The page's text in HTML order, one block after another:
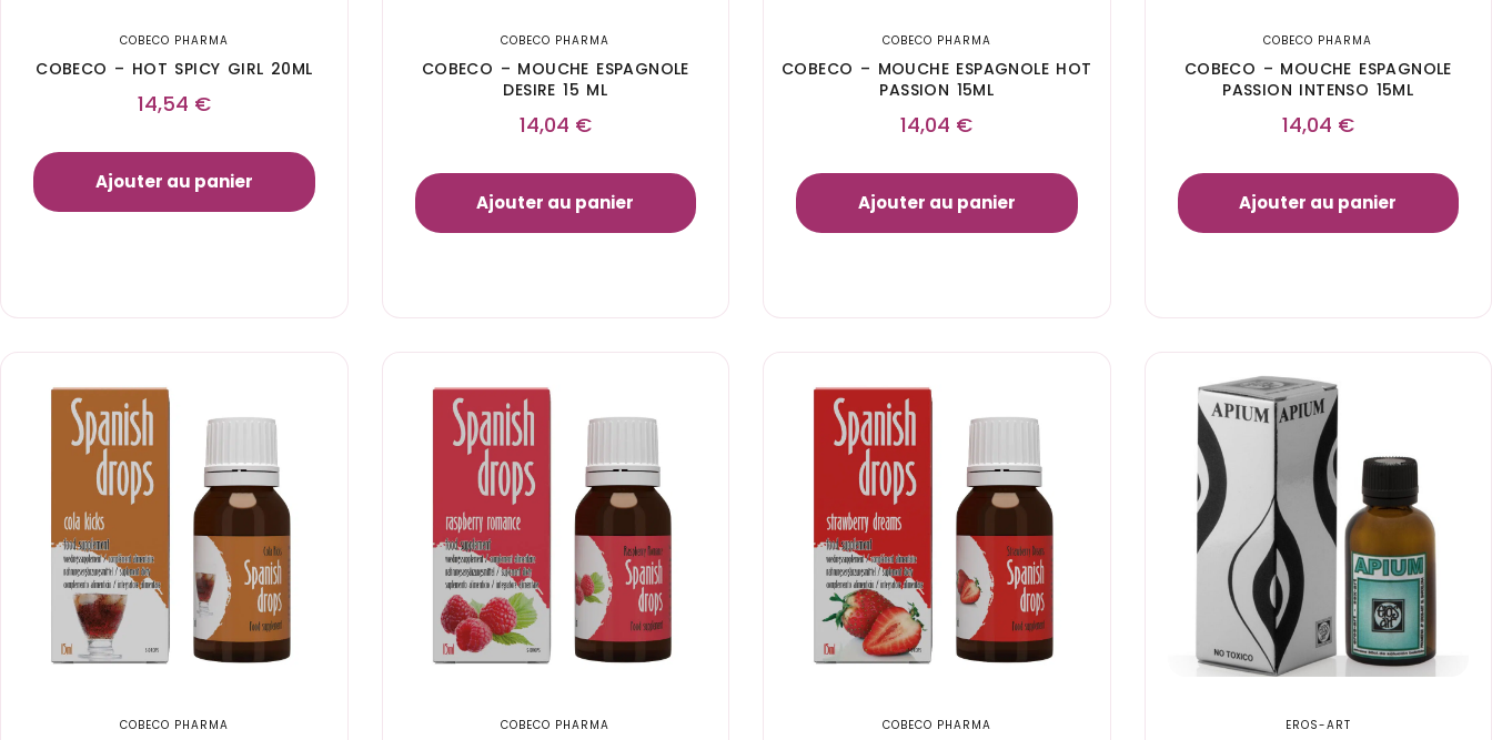
COBECO PHARMA
COBECO – HOT SPICY GIRL 20ML
14,54 €
Ajouter au panier
COBECO PHARMA
COBECO – MOUCHE ESPAGNOLE
DESIRE 15 ML
14,04 €
Ajouter au panier
COBECO PHARMA
COBECO – MOUCHE ESPAGNOLE HOT
PASSION 15ML
14,04 €
Ajouter au panier
COBECO PHARMA
COBECO – MOUCHE ESPAGNOLE
PASSION INTENSO 15ML
14,04 €
Ajouter au panier
COBECO PHARMA COBECO PHARMA COBECO PHARMA EROS-ART